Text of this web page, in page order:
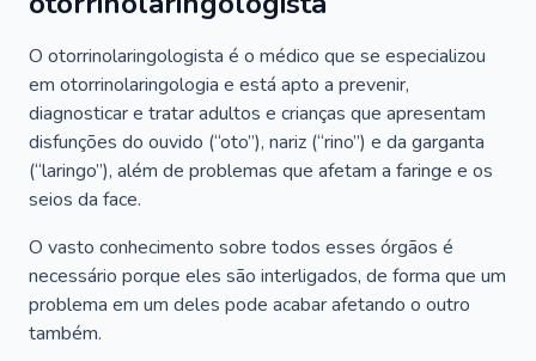
O otorrinolaringologista é o médico que se especializou
em otorrinolaringologia e está apto a prevenir,
diagnosticar e tratar adultos e crianças que apresentam
disfunções do ouvido (“oto”), nariz (“rino”) e da garganta
(“laringo”), além de problemas que afetam a faringe e os
seios da face.
O vasto conhecimento sobre todos esses órgãos é
necessário porque eles são interligados, de forma que um
problema em um deles pode acabar afetando o outro
também.